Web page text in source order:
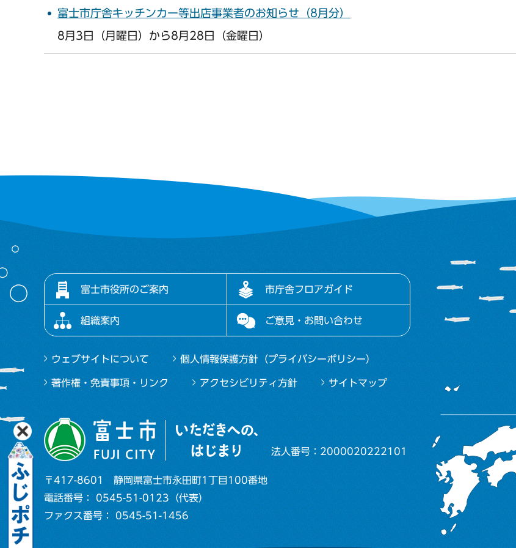
富士市庁舎キッチンカー等出店事業者のお知らせ（8月分）
8月3日（月曜日）から8月28日（金曜日）
富士市役所のご案内 市庁舎フロアガイド
組織案内 ご意見・お問い合わせ
ウェブサイトについて 個人情報保護方針（プライバシーポリシー）
著作権・免責事項・リンク アクセシビリティ方針 サイトマップ
法人番号：2000020222101
〒417-8601 静岡県富士市永田町1丁目100番地
電話番号： 0545-51-0123（代表）
ファクス番号： 0545-51-1456